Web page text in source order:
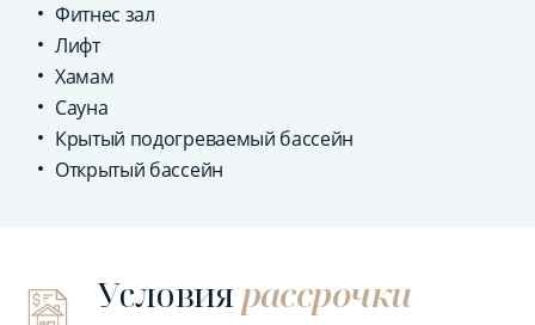
Фитнес зал
Лифт
Хамам
Сауна
Крытый подогреваемый бассейн
Открытый бассейн
Условиярассрочки